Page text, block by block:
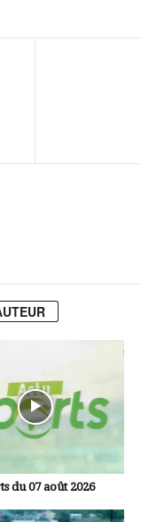
du 07 août 2026